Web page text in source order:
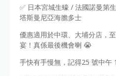
✅ 日本宮城生蠔 / 法國諾曼第
塔斯曼尼亞海膽多士
優惠適用於中環、大埔分店，
宴！真係最後機會喇 😭
手快有手慢無，記得25 號中午